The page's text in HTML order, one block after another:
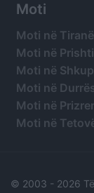
Moti
Moti në Tiranë
Moti në
Moti në Shkup
Moti në
Moti në
Moti në
© 2003 - 2026